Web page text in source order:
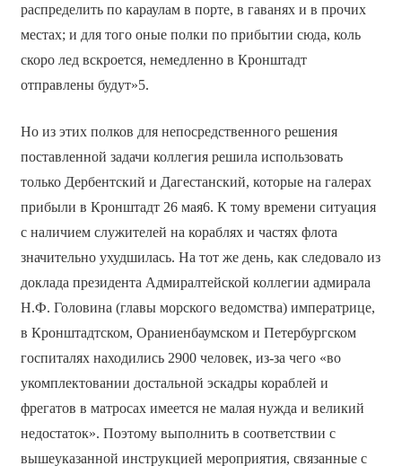
распределить по караулам в порте, в гаванях и в прочих
местах; и для того оные полки по прибытии сюда, коль
скоро лед вскроется, немедленно в Кронштадт
отправлены будут»5.
Но из этих полков для непосредственного решения
поставленной задачи коллегия решила использовать
только Дербентский и Дагестанский, которые на галерах
прибыли в Кронштадт 26 мая6. К тому времени ситуация
с наличием служителей на кораблях и частях флота
значительно ухудшилась. На тот же день, как следовало из
доклада президента Адмиралтейской коллегии адмирала
Н.Ф. Головина (главы морского ведомства) императрице,
в Кронштадтском, Ораниенбаумском и Петербургском
госпиталях находились 2900 человек, из-за чего «во
укомплектовании достальной эскадры кораблей и
фрегатов в матросах имеется не малая нужда и великий
недостаток». Поэтому выполнить в соответствии с
вышеуказанной инструкцией мероприятия, связанные с